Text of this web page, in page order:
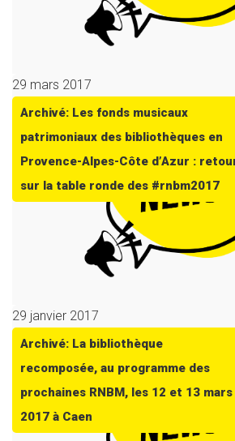
29 mars 2017
Archivé: Les fonds musicaux
patrimoniaux des bibliothèques en
Provence-Alpes-Côte d’Azur :
sur la table ronde des #rnbm2017
29 janvier 2017
Archivé: La bibliothèque
recomposée, au programme des
prochaines RNBM, les 12 et 13 mars
2017 à Caen